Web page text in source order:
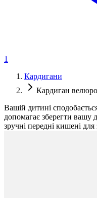
1
Кардигани
Кардиган
Вашій дитині
допомагає зберегти вашу
зручні передні кишені